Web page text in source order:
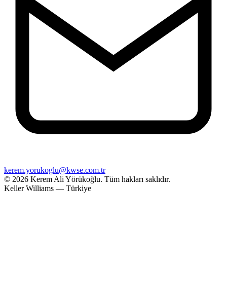
kerem.yorukoglu@kwse.com.tr
© 2026 Kerem Ali Yörükoğlu. Tüm hakları saklıdır.
Keller Williams — Türkiye